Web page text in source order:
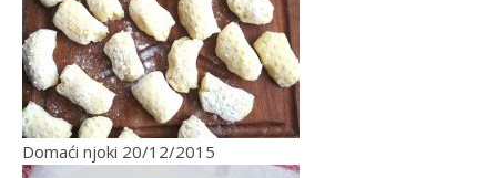
Domaći njoki 20/12/2015